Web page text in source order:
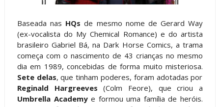
Baseada nas HQs de mesmo nome de Gerard Way
(ex-vocalista do My Chemical Romance) e do artista
brasileiro Gabriel Bá, na Dark Horse Comics, a trama
começa com o nascimento de 43 crianças no mesmo
dia em 1989, concebidas de forma muito misteriosa.
Sete delas, que tinham poderes, foram adotadas por
Reginald Hargreeves (Colm Feore), que criou a
Umbrella Academye formou uma família de heróis.